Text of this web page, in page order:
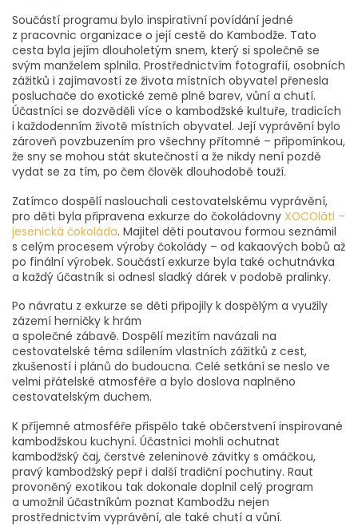
Součástí programu bylo inspirativní povídání jedné
z pracovnic organizace o její cestě do Kambodže. Tato
cesta byla jejím dlouholetým snem, který si společně se
svým manželem splnila. Prostřednictvím fotografií, osobních
zážitků i zajímavostí ze života místních obyvatel přenesla
posluchače do exotické země plné barev, vůní a chutí.
Účastníci se dozvěděli více o kambodžské kultuře, tradicích
i každodenním životě místních obyvatel. Její vyprávění bylo
zároveň povzbuzením pro všechny přítomné – připomínkou,
že sny se mohou stát skutečností a že nikdy není pozdě
vydat se za tím, po čem člověk dlouhodobě touží.
Zatímco dospělí naslouchali cestovatelskému vyprávění,
pro děti byla připravena exkurze do čokoládovny XOCOlãtl –
jesenická čokoláda. Majitel děti poutavou formou seznámil
s celým procesem výroby čokolády – od kakaových bobů až
po finální výrobek. Součástí exkurze byla také ochutnávka
a každý účastník si odnesl sladký dárek v podobě pralinky.
Po návratu z exkurze se děti připojily k dospělým a využily
zázemí herničky k hrám
a společné zábavě. Dospělí mezitím navázali na
cestovatelské téma sdílením vlastních zážitků z cest,
zkušeností i plánů do budoucna. Celé setkání se neslo ve
velmi přátelské atmosféře a bylo doslova naplněno
cestovatelským duchem.
K příjemné atmosféře přispělo také občerstvení inspirované
kambodžskou kuchyní. Účastníci mohli ochutnat
kambodžský čaj, čerstvé zeleninové závitky s omáčkou,
pravý kambodžský pepř i další tradiční pochutiny. Raut
provoněný exotikou tak dokonale doplnil celý program
a umožnil účastníkům poznat Kambodžu nejen
prostřednictvím vyprávění, ale také chutí a vůní.